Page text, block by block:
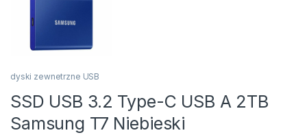
dyski zewnetrzne USB
SSD USB 3.2 Type-C USB A 2TB
Samsung T7 Niebieski